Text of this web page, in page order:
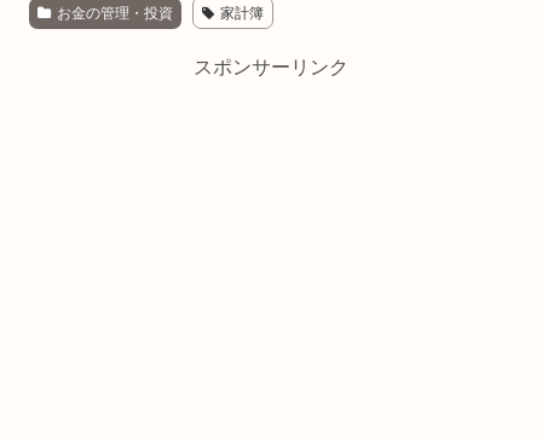
お金の管理・投資 家計簿
スポンサーリンク